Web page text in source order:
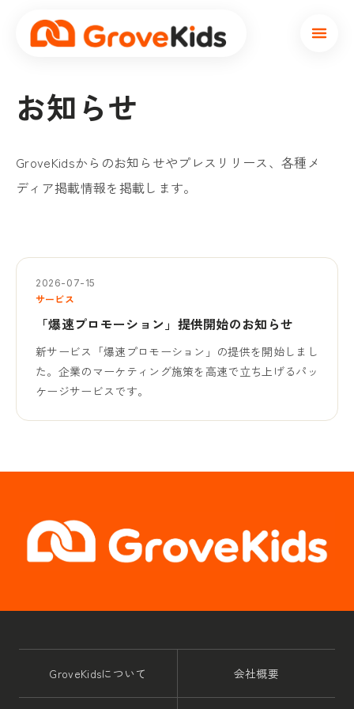
お知らせ
GroveKidsからのお知らせやプレスリリース、各種メ
ディア掲載情報を掲載します。
2026-07-15
サービス
「爆速プロモーション」提供開始のお知らせ
新サービス「爆速プロモーション」の提供を開始しまし
た。企業のマーケティング施策を高速で立ち上げるパッ
ケージサービスです。
GroveKidsについて 会社概要